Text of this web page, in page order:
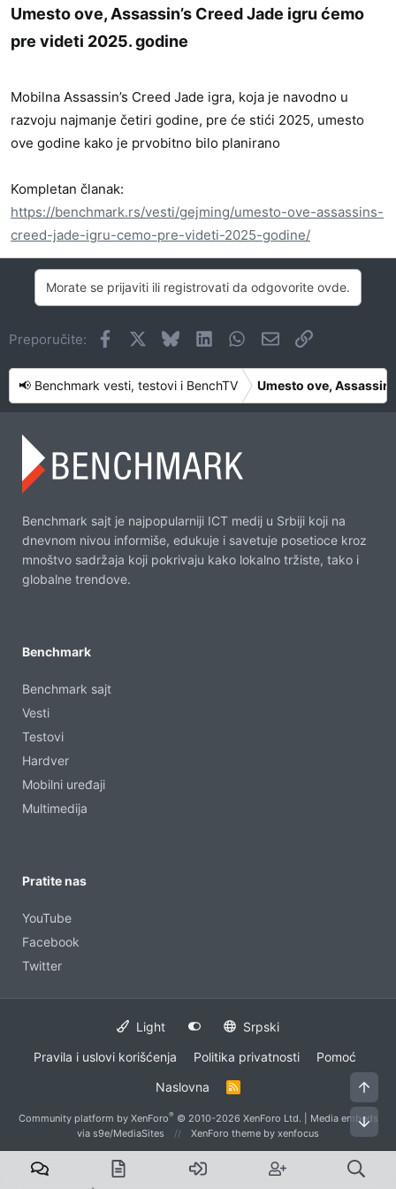
Umesto ove, Assassin’s Creed Jade igru ćemo
pre videti 2025. godine​
Mobilna Assassin’s Creed Jade igra, koja je navodno u
razvoju najmanje četiri godine, pre će stići 2025, umesto
ove godine kako je prvobitno bilo planirano
Kompletan članak:
https://benchmark.rs/vesti/gejming/umesto-ove-assassins-
creed-jade-igru-cemo-pre-videti-2025-godine/
Morate se prijaviti ili registrovati da odgovorite ovde.
Preporučite: Facebook BlueskyLinkedInWhatsApp
Imejl Link
📢 Benchmark vesti, testovi i BenchTV Umesto ove,
Benchmark sajt je najpopularniji ICT medij u Srbiji koji na
dnevnom nivou informiše, edukuje i savetuje posetioce kroz
mnoštvo sadržaja koji pokrivaju kako lokalno tržiste, tako i
globalne trendove.
Benchmark
Benchmark sajt
Vesti
Testovi
Hardver
Mobilni uređaji
Multimedija
Pratite nas
YouTube
Facebook
Twitter
Light
Srpski
Pravila i uslovi korišćenja
Politika privatnosti
Pomoć
Naslovna
R
S
Community platform by XenForo® © 2010-2026 XenForo Ltd.
Media embeds
via s9e/MediaSites
XenForo theme by xenfocus
Dno